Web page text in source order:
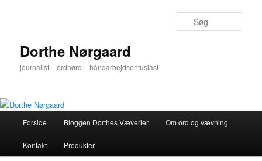
Dorthe Nørgaard
journalist – ordnørd – håndarbejdsentusiast
Forside Bloggen Dorthes Væverier Om ord og vævning
Kontakt Produkter